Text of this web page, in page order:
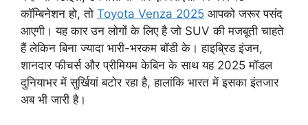
कॉम्बिनेशन हो, तो Toyota Venza 2025 आपको जरूर पसंद
आएगी। यह कार उन लोगों के लिए है जो SUV की मजबूती चाहते
हैं लेकिन बिना ज्यादा भारी-भरकम बॉडी के। हाइब्रिड इंजन,
शानदार फीचर्स और प्रीमियम केबिन के साथ यह 2025 मॉडल
दुनियाभर में सुर्खियां बटोर रहा है, हालांकि भारत में इसका इंतजार
अब भी जारी है।